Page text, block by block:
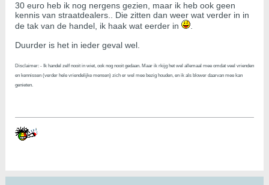
30 euro heb ik nog nergens gezien, maar ik heb ook geen
kennis van straatdealers.. Die zitten dan weer wat verder in in
de tak van de handel, ik haak wat eerder in
Duurder is het in ieder geval wel.
Disclaimer: - Ik handel zelf nooit in wiet, ook nog nooit gedaan. Maar ik rkijg het wel allemaal mee omdat veel vrienden
en kennissen (verder hele vriendelijke mensen) zich er wel mee bezig houden, en ik als blower daarvan mee kan
genieten.